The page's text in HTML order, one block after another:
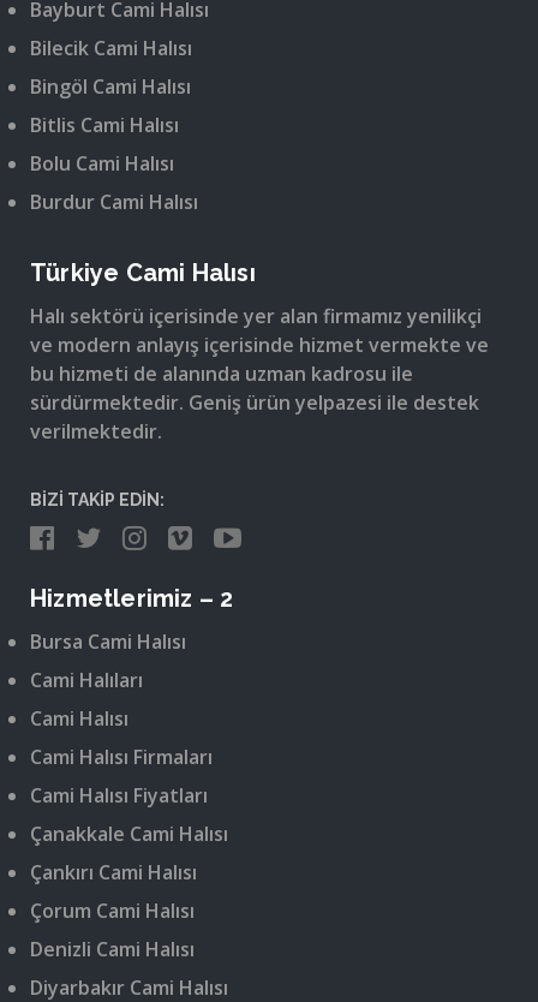
Bayburt Cami Halısı
Bilecik Cami Halısı
Bingöl Cami Halısı
Bitlis Cami Halısı
Bolu Cami Halısı
Burdur Cami Halısı
Türkiye Cami Halısı
Halı sektörü içerisinde yer alan firmamız yenilikçi
ve modern anlayış içerisinde hizmet vermekte ve
bu hizmeti de alanında uzman kadrosu ile
sürdürmektedir. Geniş ürün yelpazesi ile destek
verilmektedir.
BİZİ TAKİP EDİN:
Hizmetlerimiz – 2
Bursa Cami Halısı
Cami Halıları
Cami Halısı
Cami Halısı Firmaları
Cami Halısı Fiyatları
Çanakkale Cami Halısı
Çankırı Cami Halısı
Çorum Cami Halısı
Denizli Cami Halısı
Diyarbakır Cami Halısı